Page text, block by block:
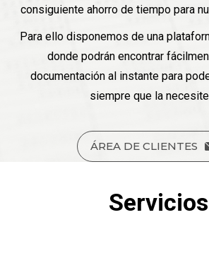
consiguiente ahorro de tiempo para
Para ello disponemos de una
donde podrán encontrar
documentación al instante para
siempre que la
ÁREA DE CLIENTES
Servicios